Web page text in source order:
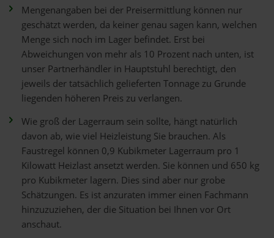
Mengenangaben bei der Preisermittlung können nur
geschätzt werden, da keiner genau sagen kann, welchen
Menge sich noch im Lager befindet. Erst bei
Abweichungen von mehr als 10 Prozent nach unten, ist
unser Partnerhändler in Hauptstuhl berechtigt, den
jeweils der tatsächlich gelieferten Tonnage zu Grunde
liegenden höheren Preis zu verlangen.
Wie groß der Lagerraum sein sollte, hängt natürlich
davon ab, wie viel Heizleistung Sie brauchen. Als
Faustregel können 0,9 Kubikmeter Lagerraum pro 1
Kilowatt Heizlast ansetzt werden. Sie können und 650 kg
pro Kubikmeter lagern. Dies sind aber nur grobe
Schätzungen. Es ist anzuraten immer einen Fachmann
hinzuzuziehen, der die Situation bei Ihnen vor Ort
anschaut.